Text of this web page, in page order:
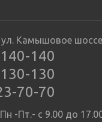
ул. Камышовое
140
130
70-70
-Пт.- с 9.00 до